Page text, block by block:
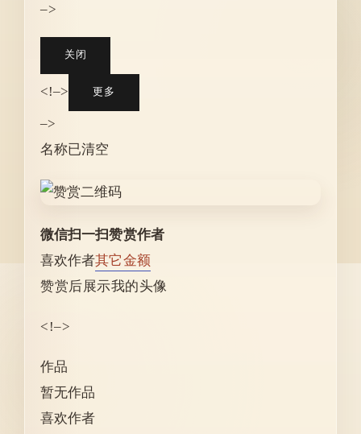
–>
关闭
<!–> 更多
–>
名称已清空
微信扫一扫赞赏作者
喜欢作者其它金额
赞赏后展示我的头像
<!–>
作品
暂无作品
喜欢作者